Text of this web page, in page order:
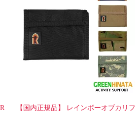
【国内正規品】 レインボーオブカリフ